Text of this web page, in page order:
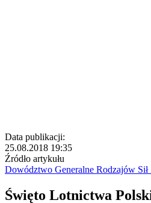
Data publikacji:
25.08.2018 19:35
Źródło artykułu
Dowództwo Generalne Rodzajów
Święto Lotnictwa